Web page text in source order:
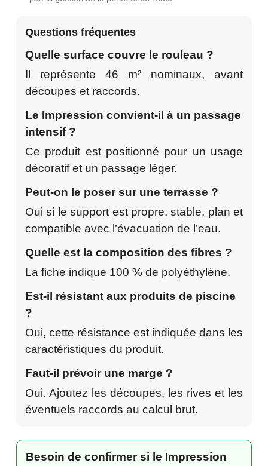
Questions fréquentes
Quelle surface couvre le rouleau ?
Il représente 46 m² nominaux, avant
découpes et raccords.
Le Impression convient-il à un passage
intensif ?
Ce produit est positionné pour un usage
décoratif et un passage léger.
Peut-on le poser sur une terrasse ?
Oui si le support est propre, stable, plan et
compatible avec l’évacuation de l’eau.
Quelle est la composition des fibres ?
La fiche indique 100 % de polyéthylène.
Est-il résistant aux produits de piscine
?
Oui, cette résistance est indiquée dans les
caractéristiques du produit.
Faut-il prévoir une marge ?
Oui. Ajoutez les découpes, les rives et les
éventuels raccords au calcul brut.
Besoin de confirmer si le Impression